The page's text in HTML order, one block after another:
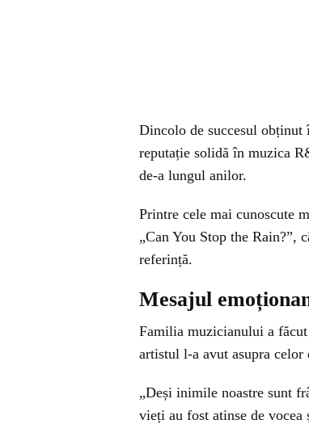
Dincolo de succesul obținut
reputație solidă în muzica
de-a lungul anilor.
Printre cele mai cunoscute
„Can You Stop the Rain?”,
referință.
Mesajul
Familia muzicianului a
artistul l-a avut asupra
„Deși inimile noastre sunt
vieți au fost atinse de